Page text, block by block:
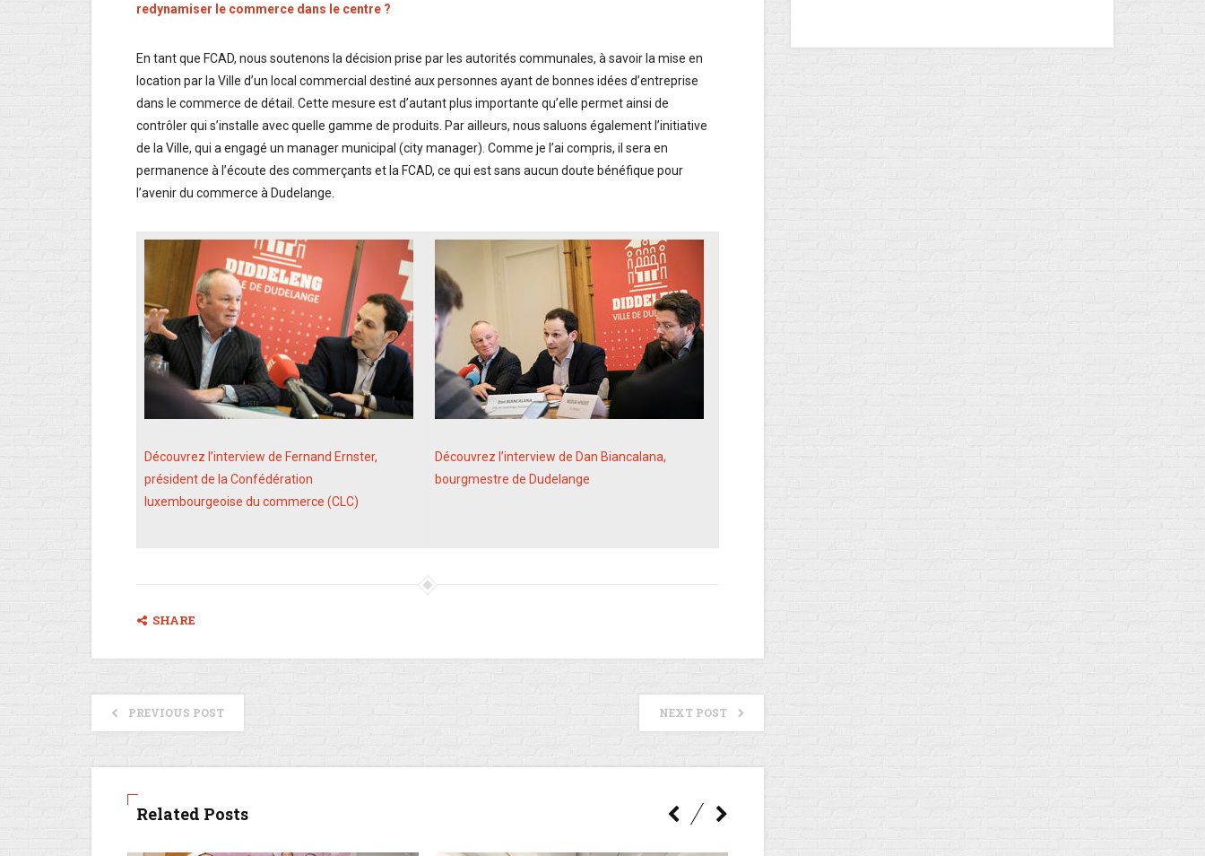
redynamiser le commerce dans le centre ?
En tant que FCAD, nous soutenons la décision prise par les autorités communales, à savoir la mise en
location par la Ville d’un local commercial destiné aux personnes ayant de bonnes idées d’entreprise
dans le commerce de détail. Cette mesure est d’autant plus importante qu’elle permet ainsi de
contrôler qui s’installe avec quelle gamme de produits. Par ailleurs, nous saluons également l’initiative
de la Ville, qui a engagé un manager municipal (city manager). Comme je l’ai compris, il sera en
permanence à l’écoute des commerçants et la FCAD, ce qui est sans aucun doute bénéfique pour
l’avenir du commerce à Dudelange.
Découvrez l’interview de Fernand Ernster,
président de la Confédération
luxembourgeoise du commerce (CLC)
Découvrez l’interview de Dan Biancalana,
bourgmestre de Dudelange
SHARE
PREVIOUS POST NEXT POST
Related Posts